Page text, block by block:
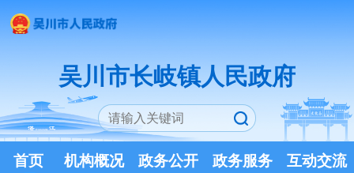
吴川市长岐镇人民政府
首页 机构概况 政务公开 政务服务 互动交流